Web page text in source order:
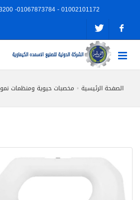
01002101172 - 01067873784- 01158033200
الصفحة الرئيسية مخصبات حيوية ومنظمات نمو